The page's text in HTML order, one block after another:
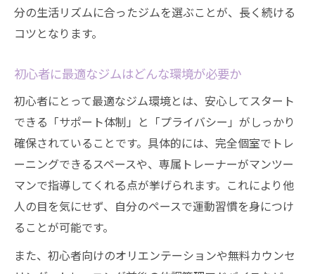
分の生活リズムに合ったジムを選ぶことが、長く続ける
コツとなります。
初心者に最適なジムはどんな環境が必要か
初心者にとって最適なジム環境とは、安心してスタート
できる「サポート体制」と「プライバシー」がしっかり
確保されていることです。具体的には、完全個室でトレ
ーニングできるスペースや、専属トレーナーがマンツー
マンで指導してくれる点が挙げられます。これにより他
人の目を気にせず、自分のペースで運動習慣を身につけ
ることが可能です。
また、初心者向けのオリエンテーションや無料カウンセ